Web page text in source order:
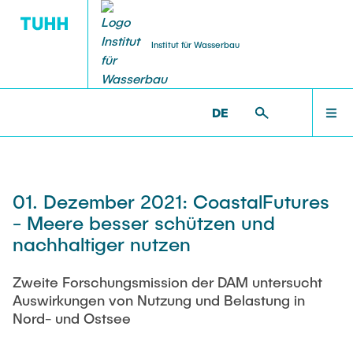
Institut für Wasserbau
DE
Institutsleitung
Leitende wissenschaftliche Mitarbeitende
Gastwissenschaftler
Teamassistenz
Wissenschaftliche Mitarbeitende
FORSCHUNG
FORSCHUNG
CLICCS II A5
Abgeschlossene Projekte
Software-Entwicklung
LEHRE
Bachelorstudiengänge
Masterstudiengänge
Studentische Arbeiten
Ausschreibungen
PUBLIKATIONEN
Veröffentlichungen
01. Dezember 2021: CoastalFutures
- Meere besser schützen und
nachhaltiger nutzen
Zweite Forschungsmission der DAM untersucht
Auswirkungen von Nutzung und Belastung in
Nord- und Ostsee